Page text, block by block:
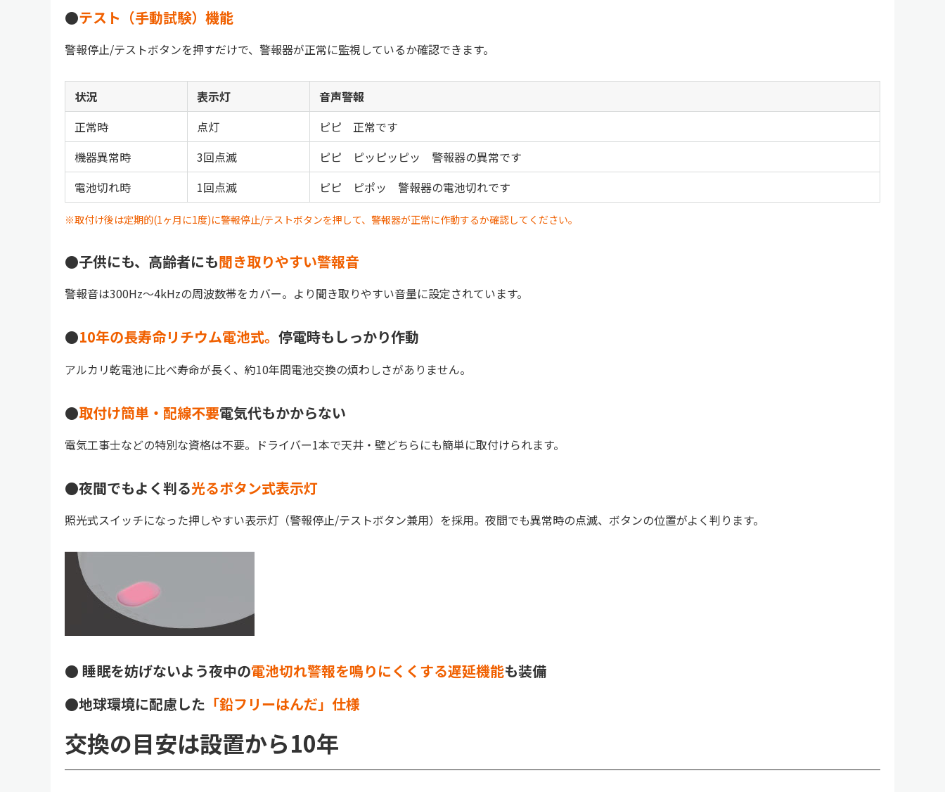
●テスト（手動試験）機能
警報停止/テストボタンを押すだけで、警報器が正常に監視しているか確認できます。
状況 表示灯
音声警報
正常時
点灯
ピピ 正常です
機器異常時
3回点滅
ピピ ピッピッピッ 警報器の異常です
電池切れ時
1回点滅 ピピ ピポッ 警報器の電池切れです
※取付け後は定期的(1ヶ月に1度)に警報停止/テストボタンを押して、警報器が正常に作動するか確認してください。
●子供にも、高齢者にも聞き取りやすい警報音
警報音は300Hz～4kHzの周波数帯をカバー。より聞き取りやすい音量に設定されています。
●10年の長寿命リチウム電池式。 停電時もしっかり作動
アルカリ乾電池に比べ寿命が長く、約10年間電池交換の煩わしさがありません。
●取付け簡単・配線不要電気代もかからない
電気工事士などの特別な資格は不要。ドライバー1本で天井・壁どちらにも簡単に取付けられます。
●夜間でもよく判る光るボタン式表示灯
照光式スイッチになった押しやすい表示灯（警報停止/テストボタン兼用）を採用。夜間でも異常時の点滅、ボタンの位置がよく判ります。
● 睡眠を妨げないよう夜中の電池切れ警報を鳴りにくくする遅延機能も装備
●地球環境に配慮した 「鉛フリーはんだ」仕様
交換の目安は設置から10年